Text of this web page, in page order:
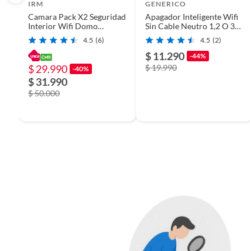
IRM
Camara Pack X2 Seguridad
Interior Wifi Domo
Robotizado Vigilancia
Infrarroja App R&L Group
Group
4.5 (6)
$ 29.990 -40%
$ 31.990
$ 50.000
GENERICO
Apagador Inteligente Wifi
Sin Cable Neutro 1,2 O 3
Canales
4.5 (2)
$ 11.290 -44%
$ 19.990